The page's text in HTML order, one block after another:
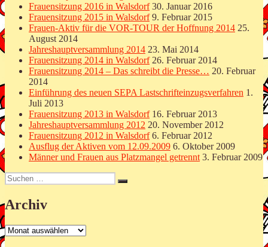
Frauensitzung 2016 in Walsdorf 30. Januar 2016
Frauensitzung 2015 in Walsdorf 9. Februar 2015
Frauen-Aktiv für die VOR-TOUR der Hoffnung 2014 25.
August 2014
Jahreshauptversammlung 2014 23. Mai 2014
Frauensitzung 2014 in Walsdorf 26. Februar 2014
Frauensitzung 2014 – Das schreibt die Presse… 20. Februar
2014
Einführung des neuen SEPA Lastschrifteinzugsverfahren 1.
Juli 2013
Frauensitzung 2013 in Walsdorf 16. Februar 2013
Jahreshauptversammlung 2012 20. November 2012
Frauensitzung 2012 in Walsdorf 6. Februar 2012
Ausflug der Aktiven vom 12.09.2009 6. Oktober 2009
Männer und Frauen aus Platzmangel getrennt 3. Februar 2009
Suchen
nach:
Suchen
Archiv
Archiv